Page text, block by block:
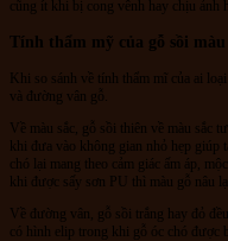
cũng ít khi bị cong vênh hay chịu ảnh
Tính thẩm mỹ của gỗ sồi
Khi so sánh về tính thẩm mĩ của ai
và đường vân gỗ.
Về màu sắc, gỗ sồi thiên về màu sắc
khi đưa vào không gian nhỏ hẹp giúp
chó lại mang theo cảm giác ấm áp,
khi được sấy sơn PU thì màu gỗ nâu
Về đường vân, gỗ sồi trắng hay đỏ
có hình elip trong khi gỗ óc chó được